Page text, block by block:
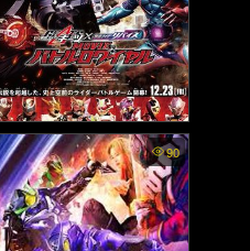
Kamen Rider Geats ×
Revice: Movie Battle Royale
- มาสค์ไรเดอร์ กีทส์ X รีไวซ์:
มูฟวี่ แบทเทิลรอยัล (2022)
90